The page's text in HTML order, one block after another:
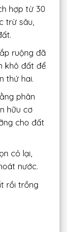
hợp từ 30
trừ sâu,
ruộng đã
khô đất để
thứ hai.
phân
hữu cơ
cho đất
cỏ lại,
nước.
rồi trồng